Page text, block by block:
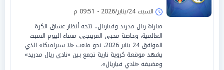
السبت 24/يناير/2026 - 09:51 م
مباراة ريال مدريد وفياريال.. تتجه أنظار عشاق الكرة
العالمية، وخاصة محبي المرينجي، مساء اليوم السبت
الموافق 24 يناير 2026، نحو ملعب «لا سيراميكا» الذي
يشهد موقعة كروية نارية تجمع بين «نادي ريال مدريد»
ومضيفه «نادي فياريال».